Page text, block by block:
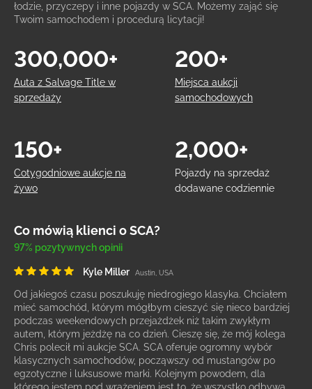
łodzie, przyczepy i inne pojazdy w SCA. Możemy zająć się
Twoim samochodem i procedurą licytacji!
Auta z Salvage Title w
sprzedaży
300,000+
Miejsca aukcji
samochodowych
200+
Cotygodniowe aukcje na
żywo
150+
Pojazdy na sprzedaż
dodawane codziennie
2,000+
Co mówią klienci o SCA?
97% pozytywnych opinii
Kyle Miller Austin, USA
Od jakiegoś czasu poszukuję niedrogiego klasyka. Chciałem
mieć samochód, którym mógłbym cieszyć się nieco bardziej
podczas weekendowych przejażdżek niż takim zwykłym
autem, którym jeżdżę na co dzień. Cieszę się, że mój kolega
Chris polecił mi aukcje SCA. SCA oferuje ogromny wybór
klasycznych samochodów, począwszy od mustangów po
egzotyczne i luksusowe marki. Kolejnym powodem, dla